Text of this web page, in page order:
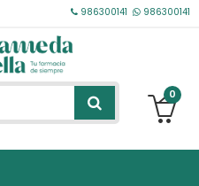
986300141 986300141
0